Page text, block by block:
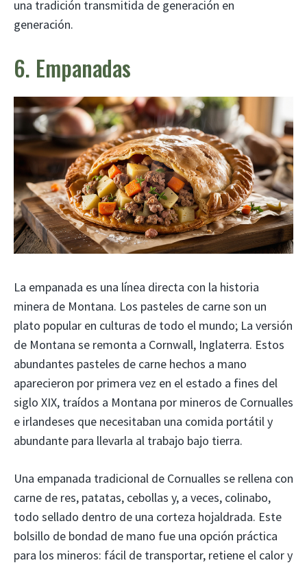
una tradición transmitida de generación en
generación.
6. Empanadas
La empanada es una línea directa con la historia
minera de Montana. Los pasteles de carne son un
plato popular en culturas de todo el mundo; La versión
de Montana se remonta a Cornwall, Inglaterra. Estos
abundantes pasteles de carne hechos a mano
aparecieron por primera vez en el estado a fines del
siglo XIX, traídos a Montana por mineros de Cornualles
e irlandeses que necesitaban una comida portátil y
abundante para llevarla al trabajo bajo tierra.
Una empanada tradicional de Cornualles se rellena con
carne de res, patatas, cebollas y, a veces, colinabo,
todo sellado dentro de una corteza hojaldrada. Este
bolsillo de bondad de mano fue una opción práctica
para los mineros: fácil de transportar, retiene el calor y